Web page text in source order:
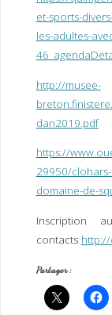
et-sports-
les-adultes-
http://musee-
dan2019.pdf
https://
29950/
domaine-de-
Inscription
contacts
Partager :